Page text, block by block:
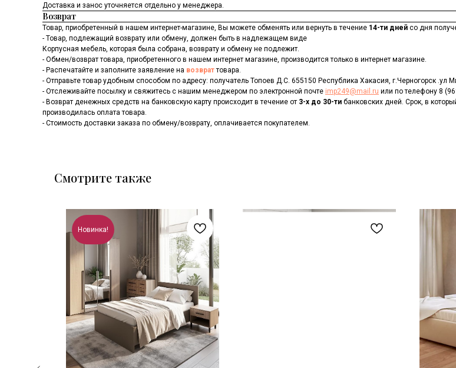
Доставка и занос уточняется отдельно у менеджера.
Возврат
Товар, приобретенный в нашем интернет-магазине, Вы можете обменять или вернуть в течение 14-ти дней со дня
- Товар, подлежащий возврату или обмену, должен быть в надлежащем виде
Корпусная мебель, которая была собрана, возврату и обмену не подлежит.
- Обмен/возврат товара, приобретенного в нашем интернет магазине, производится только в интернет магазине.
- Распечатайте и заполните заявление на возвраттовара.
- Отправьте товар удобным способом по адресу: получатель Топоев Д.С. 655150 Республика Хакасия, г.Черногорск .ул
- Отслеживайте посылку и свяжитесь с нашим менеджером по электронной почте imp249@mail.ru или по телефону 8
- Возврат денежных средств на банковскую карту происходит в течение от 3-х до 30-ти банковских дней. Срок, в
производилась оплата товара.
- Стоимость доставки заказа по обмену/возврату, оплачивается покупателем.
Смотрите также
Новинка!